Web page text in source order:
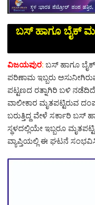
ಬಸ್ ಹಾಗೂ ಬೈಕ್
ವಿಜಯಪುರ: ಬಸ್ ಹಾಗೂ
ಪರಿಣಾಮ ಇಬ್ಬರು
ಪಟ್ಟಣದ ರತ್ನಾಗಿರಿ ಬಳಿ
ವಾಲೀಕಾರ ಮೃತಪಟ್ಟಿರುವ
ಬರುತ್ತಿದ್ದ ವೇಳೆ ಸರ್ಕಾರಿ
ಸ್ಥಳದಲ್ಲಿಯೇ ಇಬ್ಬರೂ
ವ್ಯಾಪ್ತಿಯಲ್ಲಿ ಈ ಘಟನೆ